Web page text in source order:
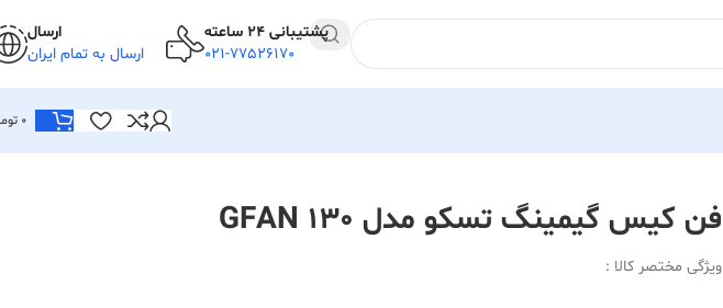
پشتیبانی 24 ساعته
021-77526170
ارسال
ارسال به تمام ایران
0
فن کیس گیمینگ تسکو مدل GFAN 130
ویژگی مختصر کالا :